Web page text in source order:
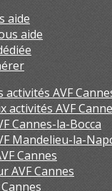
aide
aide
activités AVF
activités AVF
Cannes-la-Bocca
Mandelieu-la-
Cannes
AVF Cannes